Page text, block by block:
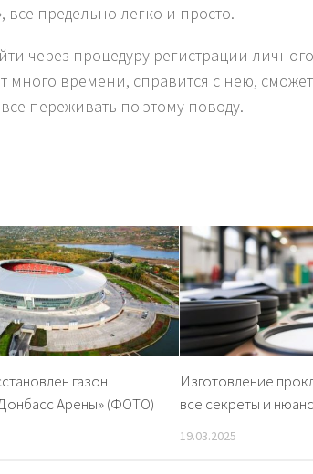
все предельно легко и просто.
через процедуру регистрации
времени, справится с нею,
переживать по этому поводу.
газон
Арены» (ФОТО)
Изготовление
все секреты и
19.03.2025